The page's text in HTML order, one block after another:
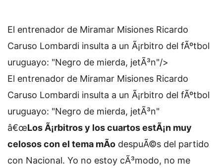
El entrenador de Miramar Misiones Ricardo
Caruso Lombardi insulta a un Ã¡rbitro del fÃºtbol
uruguayo: "Negro de mierda, jetÃ³n"/>
El entrenador de Miramar Misiones Ricardo
Caruso Lombardi insulta a un Ã¡rbitro del fÃºtbol
uruguayo: "Negro de mierda, jetÃ³n"
â€œLos Ã¡rbitros y los cuartos estÃ¡n muy
celosos con el tema mÃ­o despuÃ©s del partido
con Nacional. Yo no estoy cÃ³modo, no me